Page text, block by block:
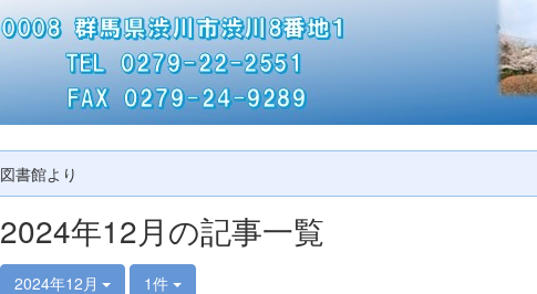
図書館より
2024年12月の記事一覧
2024年12月 1件